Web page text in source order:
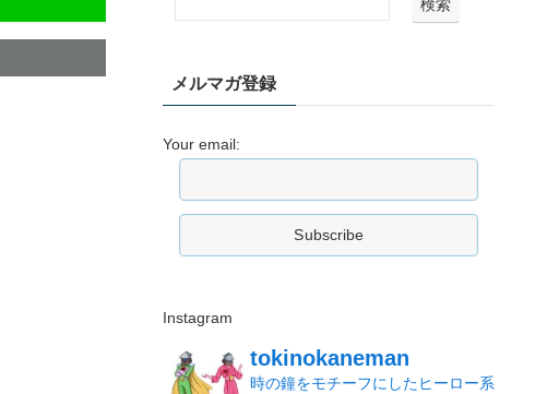
検索
メルマガ登録
Your email:
Instagram
tokinokaneman
時の鐘をモチーフにしたヒーロー系